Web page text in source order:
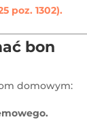
poz. 1302).
bon
domowym: